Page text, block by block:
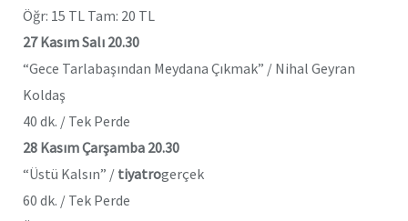
Öğr: 15 TL Tam: 20 TL
27 Kasım Salı 20.30
“Gece Tarlabaşından Meydana Çıkmak” / Nihal Geyran
Koldaş
40 dk. / Tek Perde
28 Kasım Çarşamba 20.30
“Üstü Kalsın” / tiyatrogerçek
60 dk. / Tek Perde